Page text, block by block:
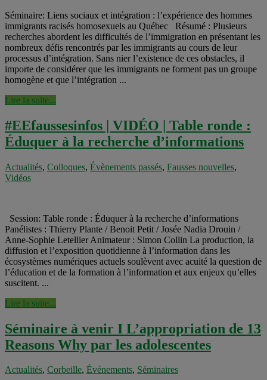
Séminaire: Liens sociaux et intégration : l’expérience des hommes
immigrants racisés homosexuels au Québec Résumé : Plusieurs
recherches abordent les difficultés de l’immigration en présentant les
nombreux défis rencontrés par les immigrants au cours de leur
processus d’intégration. Sans nier l’existence de ces obstacles, il
importe de considérer que les immigrants ne forment pas un groupe
homogène et que l’intégration ...
Lire la suite...
#EEfaussesinfos | VIDÉO | Table ronde :
Éduquer à la recherche d’informations
Actualités, Colloques, Évènements passés, Fausses nouvelles,
Vidéos
Session: Table ronde : Éduquer à la recherche d’informations
Panélistes : Thierry Plante / Benoit Petit / Josée Nadia Drouin /
Anne-Sophie Letellier Animateur : Simon Collin La production, la
diffusion et l’exposition quotidienne à l’information dans les
écosystèmes numériques actuels soulèvent avec acuité la question de
l’éducation et de la formation à l’information et aux enjeux qu’elles
suscitent. ...
Lire la suite...
Séminaire à venir I L’appropriation de 13
Reasons Why par les adolescentes
Actualités, Corbeille, Événements, Séminaires